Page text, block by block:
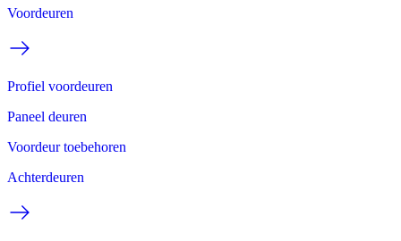
Voordeuren
Profiel voordeuren
Paneel deuren
Voordeur toebehoren
Achterdeuren